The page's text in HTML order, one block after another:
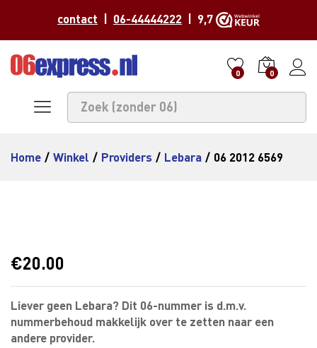
contact 06-44444222 | 9,7
0 0
Home / Winkel / Providers / Lebara / 06 2012 6569
€20.00
Liever geen Lebara? Dit 06-nummer is d.m.v.
nummerbehoud makkelijk over te zetten naar een
andere provider.